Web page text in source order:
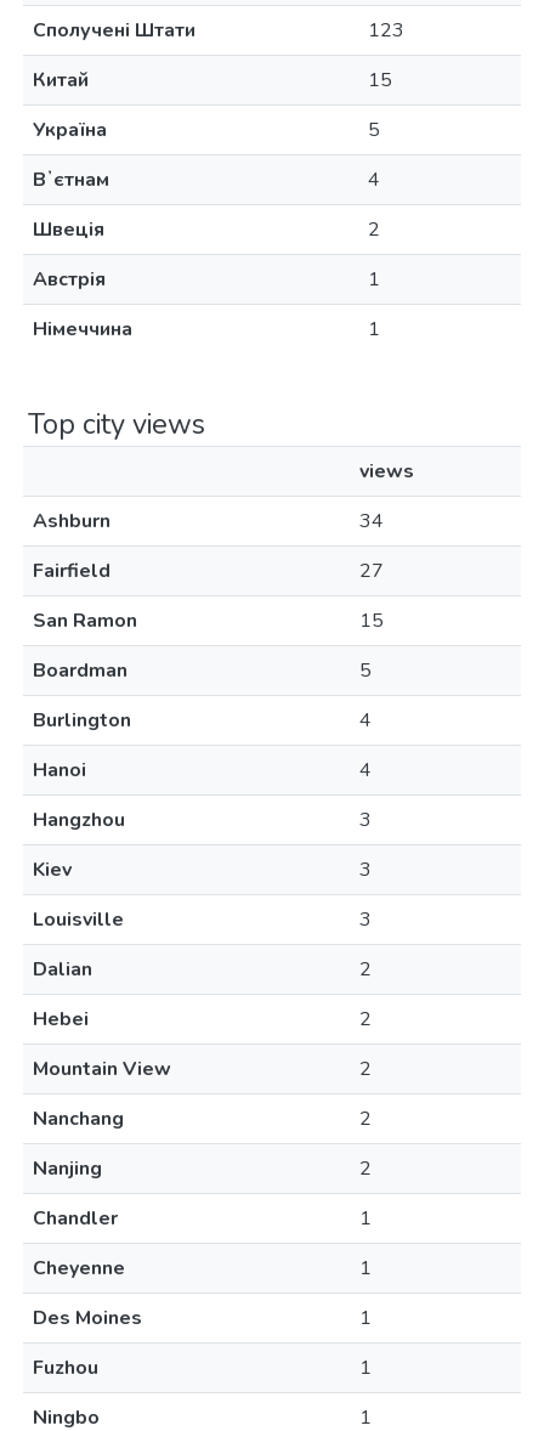
Сполучені Штати
123
Китай
15
Україна
5
Вʼєтнам
4
Швеція
2
Австрія
1
Німеччина
1
Top city views
views
Ashburn
34
Fairfield
27
San Ramon
15
Boardman
5
Burlington
4
Hanoi
4
Hangzhou
3
Kiev
3
Louisville
3
Dalian
2
Hebei
2
Mountain View
2
Nanchang
2
Nanjing
2
Chandler
1
Cheyenne
1
Des Moines
1
Fuzhou
1
Ningbo
1